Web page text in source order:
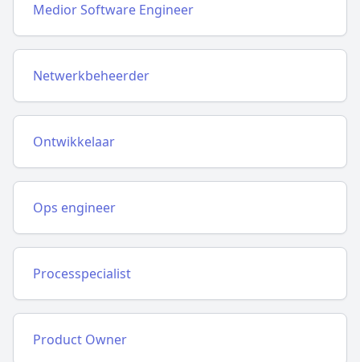
Medior Software Engineer
Netwerkbeheerder
Ontwikkelaar
Ops engineer
Processpecialist
Product Owner